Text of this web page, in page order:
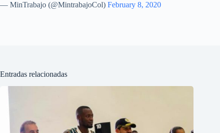
— MinTrabajo (@MintrabajoCol) February 8, 2020
Entradas relacionadas